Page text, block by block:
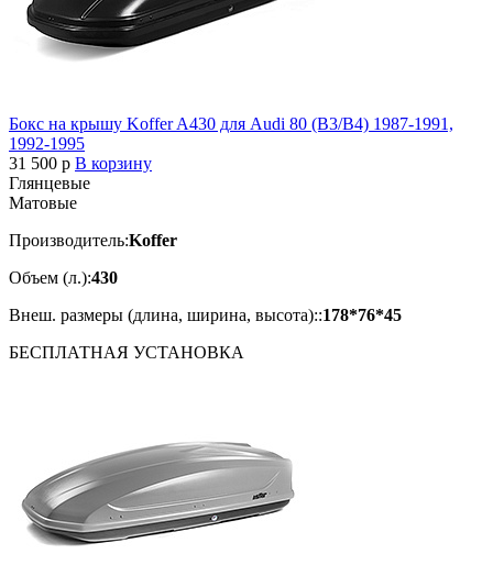
Бокс на крышу Koffer A430 для Audi 80 (B3/B4) 1987-1991,
1992-1995
31 500 p В корзину
Глянцевые
Матовые
Производитель:Koffer
Объем (л.):430
Внеш. размеры (длина, ширина, высота)::178*76*45
БЕСПЛАТНАЯ УСТАНОВКА